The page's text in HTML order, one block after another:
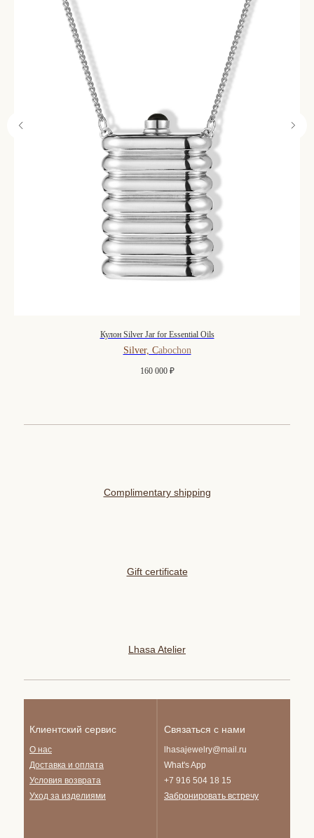
Кулон Silver Jar for Essential Oils
Silver, Cabochon
160 000 ₽
Gift certificate
Complimentary shipping
Lhasa Atelier
О нас
Клиентский сервис
Доставка и оплата
Условия возврата
Уход за изделиями
lhasajewelry@mail.ru
Связаться с нами
What's App
+7 916 504 18 15
Забронировать встречу